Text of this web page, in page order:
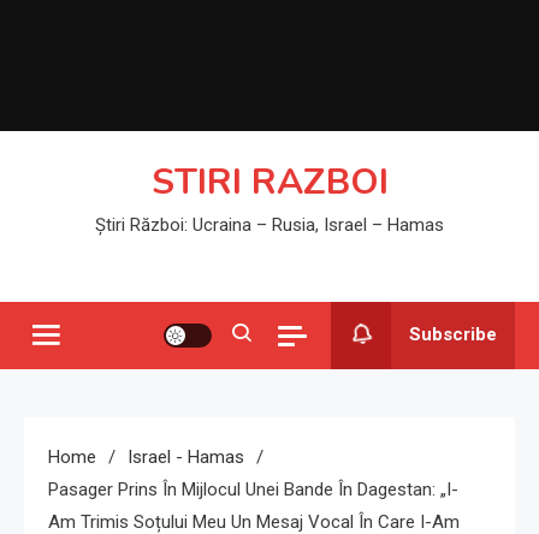
STIRI RAZBOI
Știri Război: Ucraina – Rusia, Israel – Hamas
Subscribe
Home
Israel - Hamas
Pasager Prins În Mijlocul Unei Bande În Dagestan: „I-
Am Trimis Soțului Meu Un Mesaj Vocal În Care I-Am